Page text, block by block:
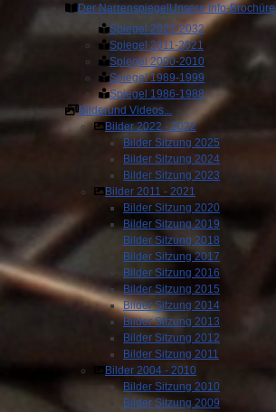
Der NarrenspiegelUnsere Info-Brochüre
Spiegel 2022-2032
Spiegel 2011-2021
Spiegel 2000-2010
Spiegel 1989-1999
Spiegel 1986-1988
Bilderund Videos...
Bilder 2022 - 2032
Bilder Sitzung 2025
Bilder Sitzung 2024
Bilder Sitzung 2023
Bilder 2011 - 2021
Bilder Sitzung 2020
Bilder Sitzung 2019
Bilder Sitzung 2018
Bilder Sitzung 2017
Bilder Sitzung 2016
Bilder Sitzung 2015
Bilder Sitzung 2014
Bilder Sitzung 2013
Bilder Sitzung 2012
Bilder Sitzung 2011
Bilder 2004 - 2010
Bilder Sitzung 2010
Bilder Sitzung 2009